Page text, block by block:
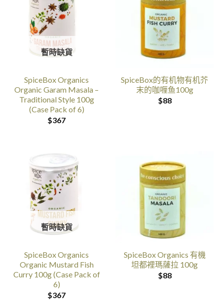
暫時缺貨
SpiceBox Organics
Organic Garam Masala –
Traditional Style 100g
(Case Pack of 6)
$367
SpiceBox的有机物有机芥
末的咖喱鱼100g
$88
暫時缺貨
SpiceBox Organics
Organic Mustard Fish
Curry 100g (Case Pack of
6)
$367
SpiceBox Organics 有機
坦都裡瑪薩拉 100g
$88